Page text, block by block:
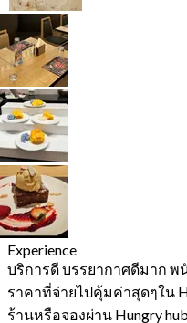
Experience
บริการดี บรรยากาศดีมาก
ราคาที่จ่ายไปคุ้มค่าสุดๆใน
ร้านหรือจองผ่าน Hungry